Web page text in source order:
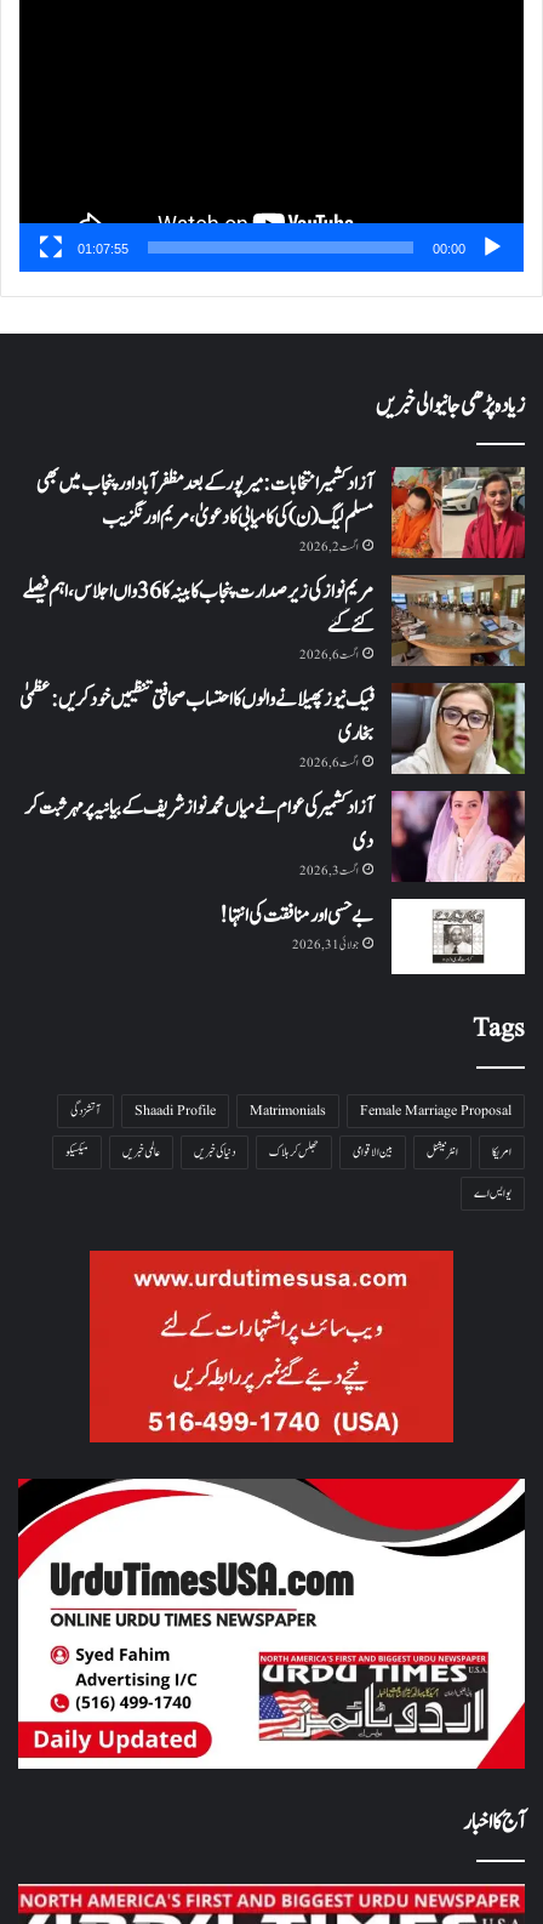
00:00
01:07:55
زیادہ پڑھی جانیوالی خبریں
آزاد کشمیر انتخابات: میرپور کے بعد مظفرآباد اور پنجاب میں بھی
مسلم لیگ (ن) کی کامیابی کا دعویٰ، مریم اورنگزیب
اگست 2, 2026
مریم نواز کی زیر صدارت پنجاب کابینہ کا 36واں اجلاس،اہم فیصلے
کئے گئے
اگست 6, 2026
فیک نیوز پھیلانے والوں کا احتساب صحافتی تنظیمیں خود کریں: عظمیٰ
بخاری
اگست 6, 2026
آزاد کشمیر کی عوام نے میاں محمد نواز شریف کے بیانیہ پر مہر ثبت کر
دی
اگست 3, 2026
بے حسی اور منافقت کی انتہا !
جولائی 31, 2026
Tags
Female Marriage Proposal
Matrimonials
Shaadi Profile
آتشزدگی
امریکا
انٹرنیشنل بین الاقوامی جھلس کر ہلاک دنیا کی خبریں عالمی خبریں
میکسیکو
یو ایس اے
آج کا اخبار